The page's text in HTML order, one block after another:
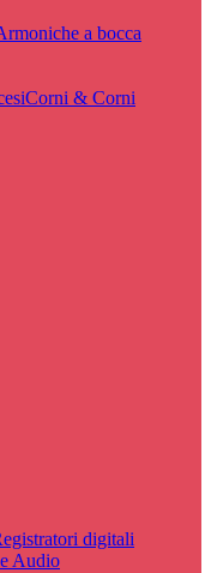
a bocca
Corni & Corni
digitali
Audio